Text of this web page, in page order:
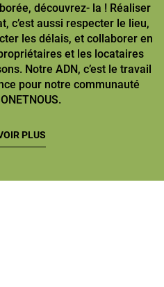
découvrez- la ! Réaliser
c’est aussi respecter le lieu,
les délais, et collaborer en
et les locataires
Notre ADN, c’est le travail
pour notre communauté
PLUS